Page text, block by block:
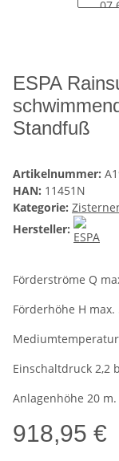
ESPA
Standfuß
Artikelnummer:
HAN: 11451N
Kategorie:
Hersteller:
Förderströme Q
Förderhöhe H max.
Mediumtemperatur:
Einschaltdruck 2,2
Anlagenhöhe 20 m.
918,95 €